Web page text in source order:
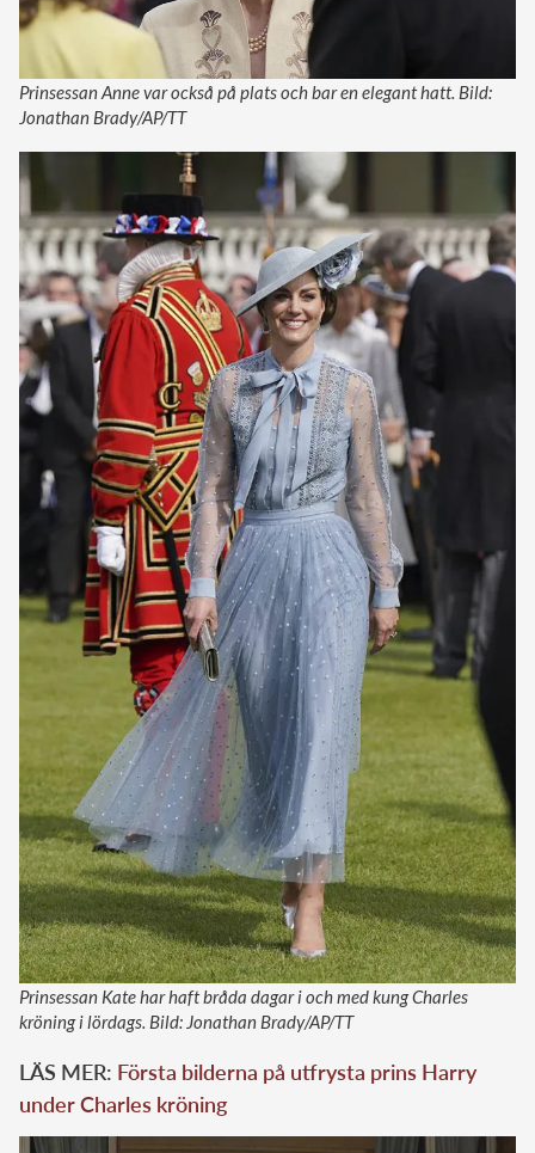
Prinsessan Anne var också på plats och bar en elegant hatt. Bild:
Jonathan Brady/AP/TT
Prinsessan Kate har haft bråda dagar i och med kung Charles
kröning i lördags. Bild: Jonathan Brady/AP/TT
LÄS MER: Första bilderna på utfrysta prins Harry
under Charles kröning